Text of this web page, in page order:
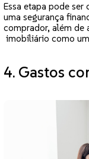
Essa etapa pode ser
uma segurança
comprador, além de
imobiliário como
4. Gastos